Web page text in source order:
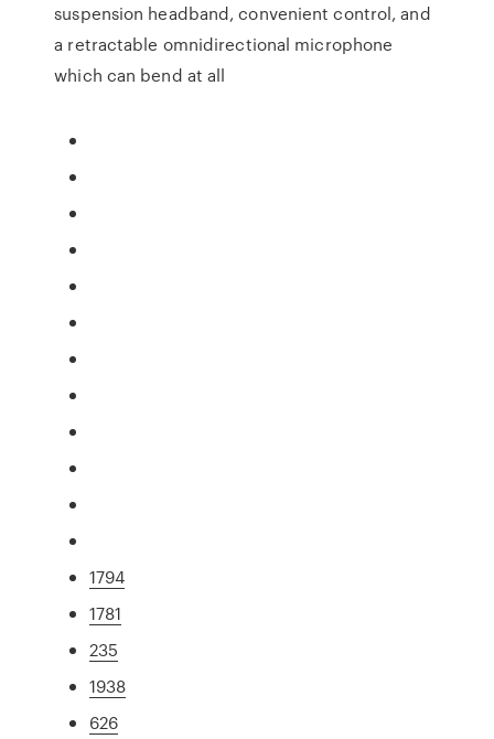
suspension headband, convenient control, and
a retractable omnidirectional microphone
which can bend at all
1794
1781
235
1938
626